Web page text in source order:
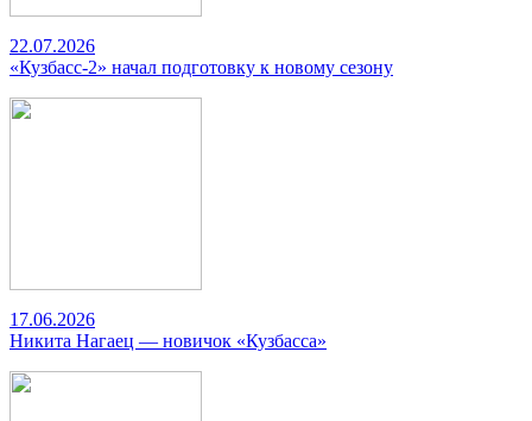
22.07.2026
«Кузбасс-2» начал подготовку к новому сезону
17.06.2026
Никита Нагаец — новичок «Кузбасса»